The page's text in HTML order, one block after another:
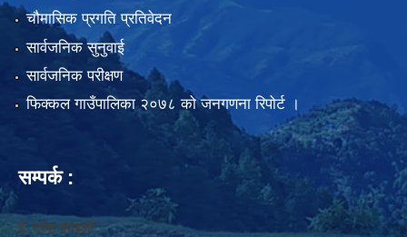
चौमासिक प्रगति प्रतिवेदन
सार्वजनिक सुनुवाई
सार्वजनिक परीक्षण
फिक्कल गाउँपालिका २०७८ को जनगणना रिपोर्ट ।
सम्पर्क :
ई. नरेश बराइली